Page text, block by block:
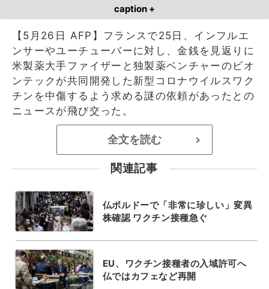
caption +
【5月26日 AFP】フランスで25日、インフルエ
ンサーやユーチューバーに対し、金銭を見返りに
米製薬大手ファイザーと独製薬ベンチャーのビオ
ンテックが共同開発した新型コロナウイルスワク
チンを中傷するよう求める謎の依頼があったとの
ニュースが飛び交った。
全文を読む >
関連記事
仏ボルドーで「非常に珍しい」変異
株確認 ワクチン接種急ぐ
EU、ワクチン接種者の入域許可へ
仏ではカフェなど再開